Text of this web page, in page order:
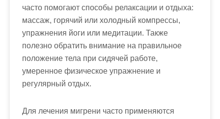
часто помогают способы релаксации и отдыха:
массаж, горячий или холодный компрессы,
упражнения йоги или медитации. Также
полезно обратить внимание на правильное
положение тела при сидячей работе,
умеренное физическое упражнение и
регулярный отдых.
Для лечения мигрени часто применяются